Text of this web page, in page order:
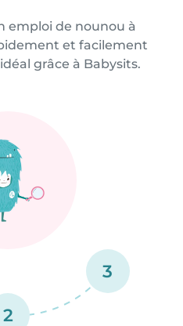
emploi de nounou à
et facilement
grâce à Babysits.
2
3